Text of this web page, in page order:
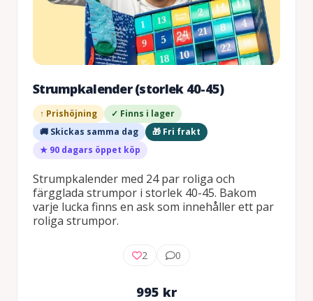
Strumpkalender (storlek 40-45)
↑ Prishöjning
✓ Finns i lager
🚚 Skickas samma dag
🎁 Fri frakt
★ 90 dagars öppet köp
Strumpkalender med 24 par roliga och
färgglada strumpor i storlek 40-45. Bakom
varje lucka finns en ask som innehåller ett par
roliga strumpor.
2 0
995 kr